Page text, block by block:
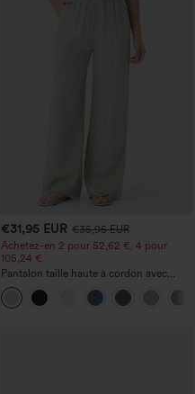
€31,95 EUR €35,95 EUR
Achetez-en 2 pour 52,62 €, 4 pour
105,24 €
Pantalon taille haute à cordon avec
poches, jambe large et coupe ample,
style décontracté, effet lin